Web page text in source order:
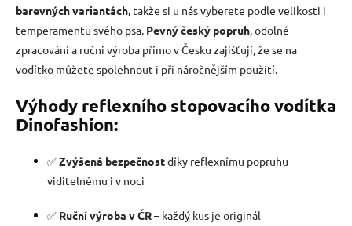
p
i
s
u
barevných variantách, takže si u nás vyberete podle velikosti i
temperamentu svého psa. Pevný český popruh, odolné
zpracování a ruční výroba přímo v Česku zajišťují, že se na
vodítko můžete spolehnout i při náročnějším použití.
Výhody reflexního stopovacího vodítka
Dinofashion:
✅Zvýšená bezpečnostdíky reflexnímu popruhu
viditelnému i v noci
✅ Ruční výroba v ČR– každý kus je originál